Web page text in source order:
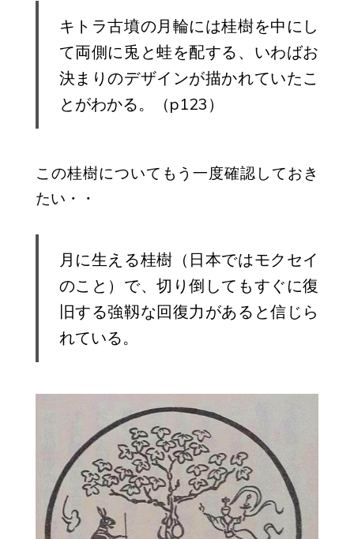
キトラ古墳の月輪には桂樹を中にし
て両側に兎と蛙を配する、いわばお
決まりのデザインが描かれていたこ
とがわかる。（p123）
この桂樹についてもう一度確認しておき
たい・・
月に生える桂樹（日本ではモクセイ
のこと）で、切り倒してもすぐに復
旧する強靱な回復力があると信じら
れている。